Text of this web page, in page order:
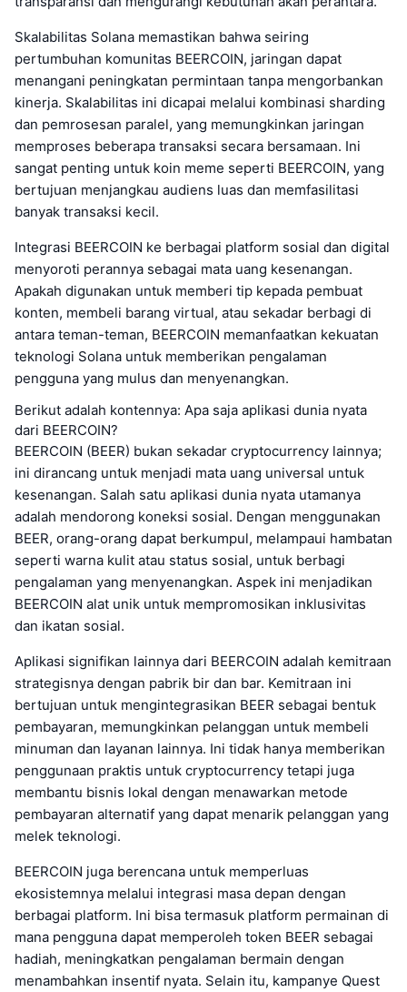
Skalabilitas Solana memastikan bahwa seiring
pertumbuhan komunitas BEERCOIN, jaringan dapat
menangani peningkatan permintaan tanpa mengorbankan
kinerja. Skalabilitas ini dicapai melalui kombinasi sharding
dan pemrosesan paralel, yang memungkinkan jaringan
memproses beberapa transaksi secara bersamaan. Ini
sangat penting untuk koin meme seperti BEERCOIN, yang
bertujuan menjangkau audiens luas dan memfasilitasi
banyak transaksi kecil.
Integrasi BEERCOIN ke berbagai platform sosial dan digital
menyoroti perannya sebagai mata uang kesenangan.
Apakah digunakan untuk memberi tip kepada pembuat
konten, membeli barang virtual, atau sekadar berbagi di
antara teman-teman, BEERCOIN memanfaatkan kekuatan
teknologi Solana untuk memberikan pengalaman
pengguna yang mulus dan menyenangkan.
Berikut adalah kontennya: Apa saja aplikasi dunia nyata
dari BEERCOIN?
BEERCOIN (BEER) bukan sekadar cryptocurrency lainnya;
ini dirancang untuk menjadi mata uang universal untuk
kesenangan. Salah satu aplikasi dunia nyata utamanya
adalah mendorong koneksi sosial. Dengan menggunakan
BEER, orang-orang dapat berkumpul, melampaui hambatan
seperti warna kulit atau status sosial, untuk berbagi
pengalaman yang menyenangkan. Aspek ini menjadikan
BEERCOIN alat unik untuk mempromosikan inklusivitas
dan ikatan sosial.
Aplikasi signifikan lainnya dari BEERCOIN adalah kemitraan
strategisnya dengan pabrik bir dan bar. Kemitraan ini
bertujuan untuk mengintegrasikan BEER sebagai bentuk
pembayaran, memungkinkan pelanggan untuk membeli
minuman dan layanan lainnya. Ini tidak hanya memberikan
penggunaan praktis untuk cryptocurrency tetapi juga
membantu bisnis lokal dengan menawarkan metode
pembayaran alternatif yang dapat menarik pelanggan yang
melek teknologi.
BEERCOIN juga berencana untuk memperluas
ekosistemnya melalui integrasi masa depan dengan
berbagai platform. Ini bisa termasuk platform permainan di
mana pengguna dapat memperoleh token BEER sebagai
hadiah, meningkatkan pengalaman bermain dengan
menambahkan insentif nyata. Selain itu, kampanye Quest